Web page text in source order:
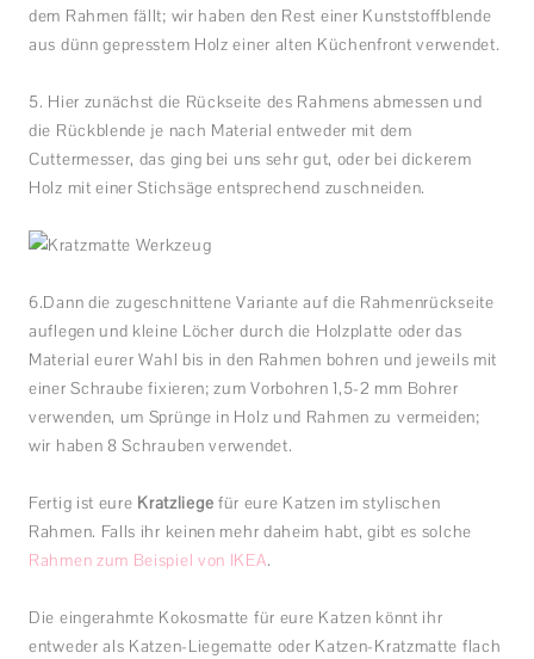
dem Rahmen fällt; wir haben den Rest einer Kunststoffblende
aus dünn gepresstem Holz einer alten Küchenfront verwendet.
5. Hier zunächst die Rückseite des Rahmens abmessen und
die Rückblende je nach Material entweder mit dem
Cuttermesser, das ging bei uns sehr gut, oder bei dickerem
Holz mit einer Stichsäge entsprechend zuschneiden.
6.Dann die zugeschnittene Variante auf die Rahmenrückseite
auflegen und kleine Löcher durch die Holzplatte oder das
Material eurer Wahl bis in den Rahmen bohren und jeweils mit
einer Schraube fixieren; zum Vorbohren 1,5-2 mm Bohrer
verwenden, um Sprünge in Holz und Rahmen zu vermeiden;
wir haben 8 Schrauben verwendet.
Fertig ist eure Kratzliege für eure Katzen im stylischen
Rahmen. Falls ihr keinen mehr daheim habt, gibt es solche
Rahmen zum Beispiel von IKEA.
Die eingerahmte Kokosmatte für eure Katzen könnt ihr
entweder als Katzen-Liegematte oder Katzen-Kratzmatte flach